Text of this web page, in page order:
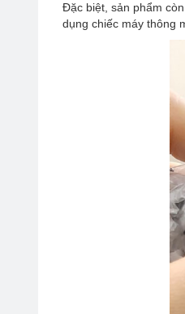
Đặc biệt, sản phẩm
dụng chiếc máy thông